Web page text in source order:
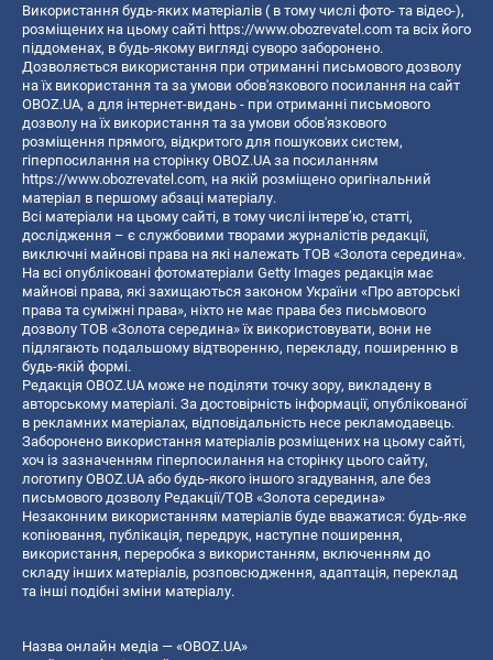
Використання будь-яких матеріалів ( в тому числі фото- та відео-),
розміщених на цьому сайті https://www.obozrevatel.com та всіх його
піддоменах, в будь-якому вигляді суворо заборонено.
Дозволяється використання при отриманні письмового дозволу
на їх використання та за умови обов'язкового посилання на сайт
OBOZ.UA, а для інтернет-видань - при отриманні письмового
дозволу на їх використання та за умови обов'язкового
розміщення прямого, відкритого для пошукових систем,
гіперпосилання на сторінку OBOZ.UA за посиланням
https://www.obozrevatel.com, на якій розміщено оригінальний
матеріал в першому абзаці матеріалу.
Всі матеріали на цьому сайті, в тому числі інтерв’ю, статті,
дослідження – є службовими творами журналістів редакції,
виключні майнові права на які належать ТОВ «Золота середина».
На всі опубліковані фотоматеріали Getty Images редакція має
майнові права, які захищаються законом України «Про авторські
права та суміжні права», ніхто не має права без письмового
дозволу ТОВ «Золота середина» їх використовувати, вони не
підлягають подальшому відтворенню, перекладу, поширенню в
будь-якій формі.
Редакція OBOZ.UA може не поділяти точку зору, викладену в
авторському матеріалі. За достовірність інформації, опублікованої
в рекламних матеріалах, відповідальність несе рекламодавець.
Заборонено використання матеріалів розміщених на цьому сайті,
хоч із зазначенням гіперпосилання на сторінку цього сайту,
логотипу OBOZ.UA або будь-якого іншого згадування, але без
письмового дозволу Редакції/ТОВ «Золота середина»
Незаконним використанням матеріалів буде вважатися: будь-яке
копiювання, публiкацiя, передрук, наступне поширення,
використання, переробка з використанням, включенням до
складу інших матеріалів, розповсюдження, адаптація, переклад
та інші подібні зміни матеріалу.
Назва онлайн медіа — «OBOZ.UA»